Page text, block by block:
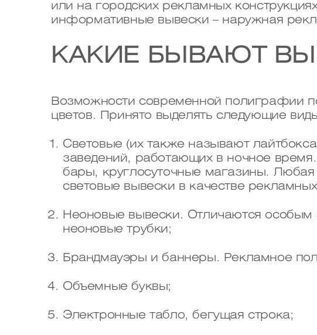
или на городских рекламных
информативные вывески – наружная
КАКИЕ БЫВАЮТ
Возможности современной полиграфии
цветов. Принято выделять следующие
Световые (их также называют
заведений, работающих в ночное
бары, круглосуточные магазины.
световые вывески в качестве
Неоновые вывески. Отличаются особым
неоновые трубки;
Брандмауэры и баннеры. Рекламное
Объемные буквы;
Электронные табло, бегущая строка;